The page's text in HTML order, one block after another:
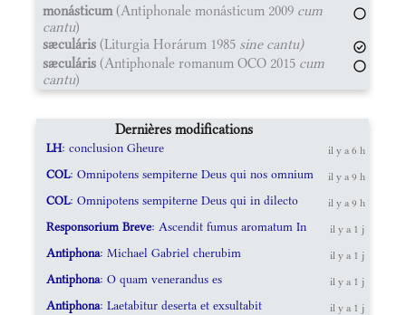
monásticum(Antiphonale monásticum 2009 cum
cantu)
sæculáris (Liturgia Horárum 1985 sine cantu)
sæculáris (Antiphonale romanum OCO 2015 cum
cantu)
Dernières modifications
LH: conclusion Gheure il y a 6 h
COL: Omnipotens sempiterne Deus qui nos omnium il y a 9 h
COL: Omnipotens sempiterne Deus qui in dilecto il y a 9 h
Responsorium Breve: Ascendit fumus aromatum In il y a 1 j
Antiphona: Michael Gabriel cherubim il y a 1 j
Antiphona: O quam venerandus es il y a 1 j
Antiphona: Laetabitur deserta et exsultabit il y a 1 j